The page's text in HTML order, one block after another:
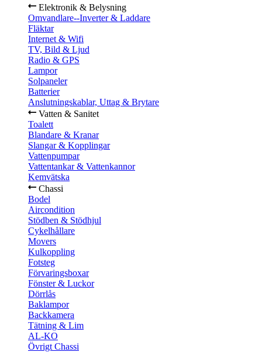
Elektronik & Belysning
Omvandlare--Inverter & Laddare
Fläktar
Internet & Wifi
TV, Bild & Ljud
Radio & GPS
Lampor
Solpaneler
Batterier
Anslutningskablar, Uttag & Brytare
Vatten & Sanitet
Toalett
Blandare & Kranar
Slangar & Kopplingar
Vattenpumpar
Vattentankar & Vattenkannor
Kemvätska
Chassi
Bodel
Aircondition
Stödben & Stödhjul
Cykelhållare
Movers
Kulkoppling
Fotsteg
Förvaringsboxar
Fönster & Luckor
Dörrlås
Baklampor
Backkamera
Tätning & Lim
AL-KO
Övrigt Chassi